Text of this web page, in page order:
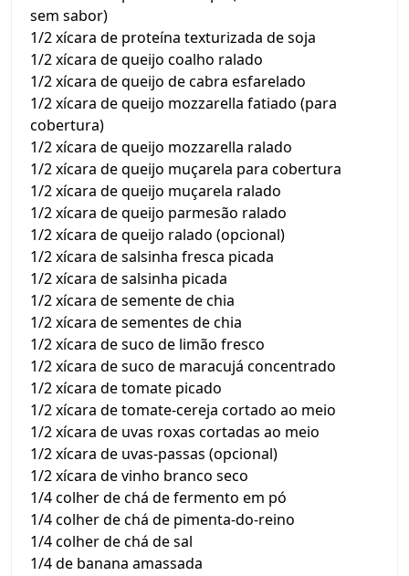
sem sabor)
1/2 xícara de proteína texturizada de soja
1/2 xícara de queijo coalho ralado
1/2 xícara de queijo de cabra esfarelado
1/2 xícara de queijo mozzarella fatiado (para
cobertura)
1/2 xícara de queijo mozzarella ralado
1/2 xícara de queijo muçarela para cobertura
1/2 xícara de queijo muçarela ralado
1/2 xícara de queijo parmesão ralado
1/2 xícara de queijo ralado (opcional)
1/2 xícara de salsinha fresca picada
1/2 xícara de salsinha picada
1/2 xícara de semente de chia
1/2 xícara de sementes de chia
1/2 xícara de suco de limão fresco
1/2 xícara de suco de maracujá concentrado
1/2 xícara de tomate picado
1/2 xícara de tomate-cereja cortado ao meio
1/2 xícara de uvas roxas cortadas ao meio
1/2 xícara de uvas-passas (opcional)
1/2 xícara de vinho branco seco
1/4 colher de chá de fermento em pó
1/4 colher de chá de pimenta-do-reino
1/4 colher de chá de sal
1/4 de banana amassada